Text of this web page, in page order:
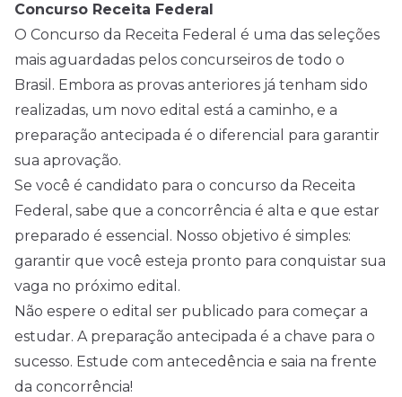
Concurso Receita Federal
O Concurso da Receita Federal é uma das seleções
mais aguardadas pelos concurseiros de todo o
Brasil. Embora as provas anteriores já tenham sido
realizadas, um novo edital está a caminho, e a
preparação antecipada é o diferencial para garantir
sua aprovação.
Se você é candidato para o concurso da Receita
Federal, sabe que a concorrência é alta e que estar
preparado é essencial. Nosso objetivo é simples:
garantir que você esteja pronto para conquistar sua
vaga no próximo edital.
Não espere o edital ser publicado para começar a
estudar. A preparação antecipada é a chave para o
sucesso. Estude com antecedência e saia na frente
da concorrência!